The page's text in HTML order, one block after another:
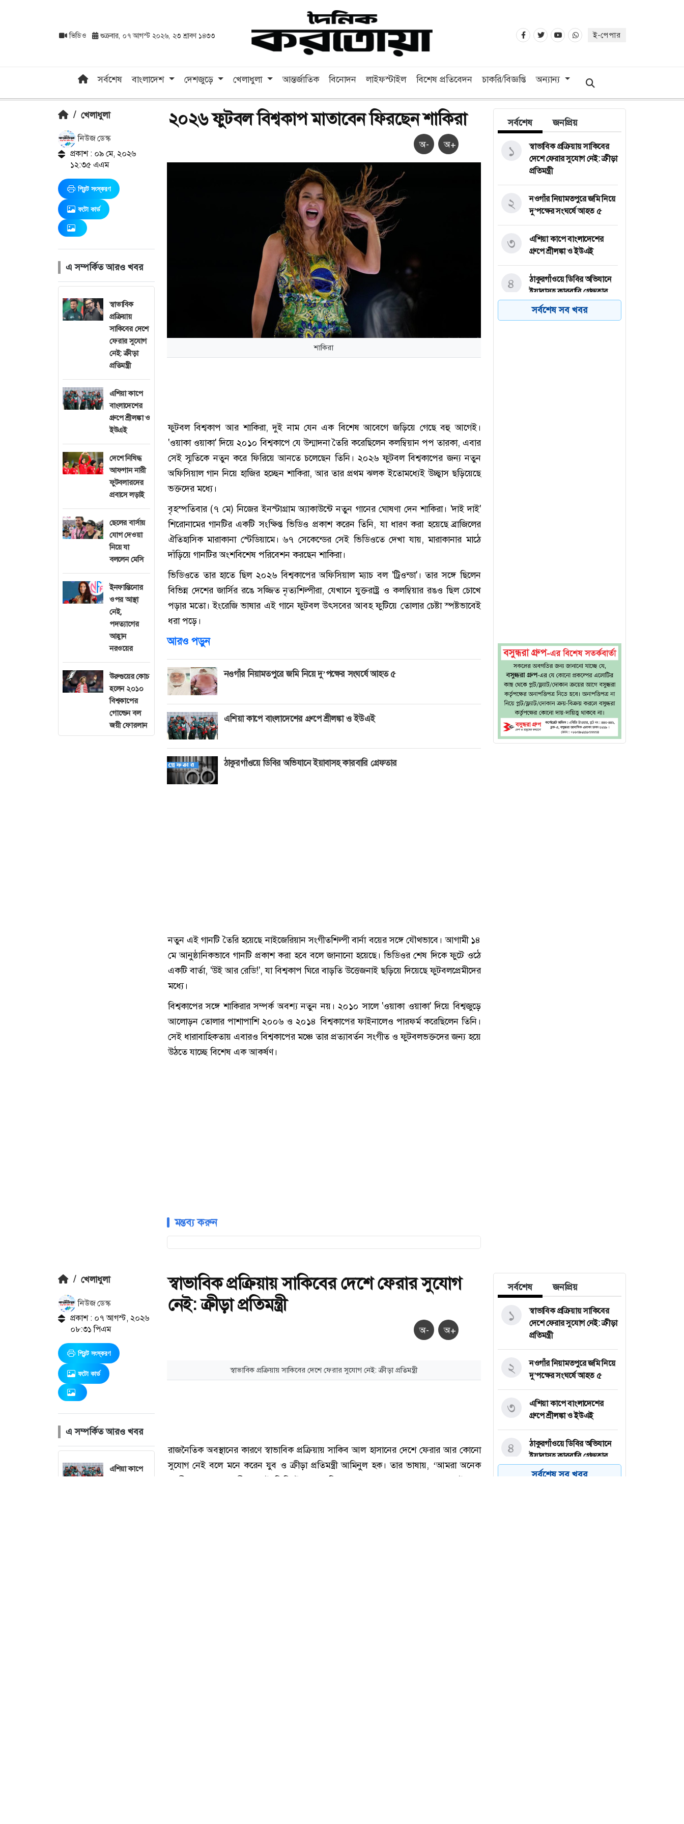
ভিডিও শুক্রবার, ০৭ আগস্ট ২০২৬, ২৩ শ্রাবণ ১৪৩৩ ই-পেপার
সর্বশেষ বাংলাদেশ দেশজুড়ে খেলাধুলা আন্তর্জাতিক বিনোদন লাইফস্টাইল বিশেষ প্রতিবেদন চাকরি/বিজ্ঞপ্তি অন্যান্য
/ খেলাধুলা
নিউজ ডেস্ক
প্রকাশ : ০৯ মে, ২০২৬
১২:৩৫ এএম
প্রিন্ট সংস্করণ
ফটো কার্ড
এ সম্পর্কিত আরও খবর
স্বাভাবিক
প্রক্রিয়ায়
সাকিবের দেশে
ফেরার সুযোগ
নেই: ক্রীড়া
প্রতিমন্ত্রী
এশিয়া কাপে
বাংলাদেশের
গ্রুপে শ্রীলঙ্কা ও
ইউএই
দেশে নিষিদ্ধ
আফগান নারী
ফুটবলারদের
প্রবাসে লড়াই
ছেলের বার্সায়
যোগ দেওয়া
নিয়ে যা
বললেন মেসি
ইনফান্তিনোর
ওপর আস্থা
নেই,
পদত্যাগের
আহ্বান
নরওয়ের
উরুগুয়ের কোচ
হলেন ২০১০
বিশ্বকাপের
গোল্ডেন বল
জয়ী ফোরলান
২০২৬ ফুটবল বিশ্বকাপ মাতাবেন ফিরছেন শাকিরা
অ- অ+
শাকিরা
ফুটবল বিশ্বকাপ আর শাকিরা, দুই নাম যেন এক বিশেষ আবেগে জড়িয়ে গেছে বহু আগেই।
'ওয়াকা ওয়াকা' দিয়ে ২০১০ বিশ্বকাপে যে উন্মাদনা তৈরি করেছিলেন কলম্বিয়ান পপ তারকা, এবার
সেই স্মৃতিকে নতুন করে ফিরিয়ে আনতে চলেছেন তিনি। ২০২৬ ফুটবল বিশ্বকাপের জন্য নতুন
অফিসিয়াল গান নিয়ে হাজির হচ্ছেন শাকিরা, আর তার প্রথম ঝলক ইতোমধ্যেই উচ্ছ্বাস ছড়িয়েছে
ভক্তদের মধ্যে।
বৃহস্পতিবার (৭ মে) নিজের ইনস্টাগ্রাম অ্যাকাউন্টে নতুন গানের ঘোষণা দেন শাকিরা। 'দাই দাই'
শিরোনামের গানটির একটি সংক্ষিপ্ত ভিডিও প্রকাশ করেন তিনি, যা ধারণ করা হয়েছে ব্রাজিলের
ঐতিহাসিক মারাকানা স্টেডিয়ামে। ৬৭ সেকেন্ডের সেই ভিডিওতে দেখা যায়, মারাকানার মাঠে
দাঁড়িয়ে গানটির অংশবিশেষ পরিবেশন করছেন শাকিরা।
ভিডিওতে তার হাতে ছিল ২০২৬ বিশ্বকাপের অফিসিয়াল ম্যাচ বল 'ট্রিওন্ডা'। তার সঙ্গে ছিলেন
বিভিন্ন দেশের জার্সির রঙে সজ্জিত নৃত্যশিল্পীরা, যেখানে যুক্তরাষ্ট্র ও কলম্বিয়ার রঙও ছিল চোখে
পড়ার মতো। ইংরেজি ভাষার এই গানে ফুটবল উৎসবের আবহ ফুটিয়ে তোলার চেষ্টা স্পষ্টভাবেই
ধরা পড়ে।
আরও পড়ুন
নওগাঁর নিয়ামতপুরে জমি নিয়ে দু’পক্ষের সংঘর্ষে আহত ৫
এশিয়া কাপে বাংলাদেশের গ্রুপে শ্রীলঙ্কা ও ইউএই
ঠাকুরগাঁওয়ে ডিবির অভিযানে ইয়াবাসহ কারবারি গ্রেফতার
নতুন এই গানটি তৈরি হয়েছে নাইজেরিয়ান সংগীতশিল্পী বার্না বয়ের সঙ্গে যৌথভাবে। আগামী ১৪
মে আনুষ্ঠানিকভাবে গানটি প্রকাশ করা হবে বলে জানানো হয়েছে। ভিডিওর শেষ দিকে ফুটে ওঠে
একটি বার্তা, 'উই আর রেডি!', যা বিশ্বকাপ ঘিরে বাড়তি উত্তেজনাই ছড়িয়ে দিয়েছে ফুটবলপ্রেমীদের
মধ্যে।
বিশ্বকাপের সঙ্গে শাকিরার সম্পর্ক অবশ্য নতুন নয়। ২০১০ সালে 'ওয়াকা ওয়াকা' দিয়ে বিশ্বজুড়ে
আলোড়ন তোলার পাশাপাশি ২০০৬ ও ২০১৪ বিশ্বকাপের ফাইনালেও পারফর্ম করেছিলেন তিনি।
সেই ধারাবাহিকতায় এবারও বিশ্বকাপের মঞ্চে তার প্রত্যাবর্তন সংগীত ও ফুটবলভক্তদের জন্য হয়ে
উঠতে যাচ্ছে বিশেষ এক আকর্ষণ।
মন্তব্য করুন
সর্বশেষ জনপ্রিয়
স্বাভাবিক প্রক্রিয়ায় সাকিবের
দেশে ফেরার সুযোগ নেই: ক্রীড়া
প্রতিমন্ত্রী
১
নওগাঁর নিয়ামতপুরে জমি নিয়ে
দু’পক্ষের সংঘর্ষে আহত ৫
২
এশিয়া কাপে বাংলাদেশের
গ্রুপে শ্রীলঙ্কা ও ইউএই
৩
ঠাকুরগাঁওয়ে ডিবির অভিযানে
ইয়াবাসহ কারবারি গ্রেফতার
৪
ওয়েব সিরিজ দেখে স্ত্রীকে হত্যা
৫
সর্বশেষ সব খবর
/ খেলাধুলা
নিউজ ডেস্ক
প্রকাশ : ০৭ আগস্ট, ২০২৬
০৮:৩১ পিএম
প্রিন্ট সংস্করণ
ফটো কার্ড
এ সম্পর্কিত আরও খবর
এশিয়া কাপে
স্বাভাবিক প্রক্রিয়ায় সাকিবের দেশে ফেরার সুযোগ
নেই: ক্রীড়া প্রতিমন্ত্রী
অ- অ+
সর্বশেষ জনপ্রিয়
স্বাভাবিক প্রক্রিয়ায় সাকিবের
দেশে ফেরার সুযোগ নেই: ক্রীড়া
প্রতিমন্ত্রী
১
নওগাঁর নিয়ামতপুরে জমি নিয়ে
দু’পক্ষের সংঘর্ষে আহত ৫
২
এশিয়া কাপে বাংলাদেশের
গ্রুপে শ্রীলঙ্কা ও ইউএই
৩
ঠাকুরগাঁওয়ে ডিবির অভিযানে
ইয়াবাসহ কারবারি গ্রেফতার
৪
সর্বশেষ সব খবর